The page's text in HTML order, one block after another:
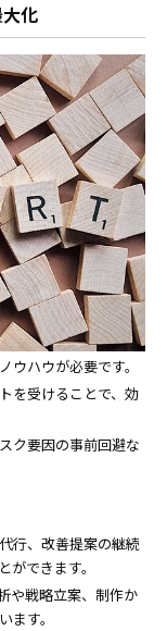
化
ハウが必要です。
を受けることで、効
ク要因の事前回避な
行、改善提案の継続
できます。
や戦略立案、制作か
す。